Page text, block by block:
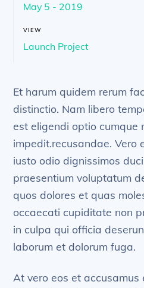
May 5 - 2019
VIEW
Launch Project
Et harum quidem rerum
distinctio. Nam libero
est eligendi optio cumque
impedit.recusandae. Vero
iusto odio dignissimos
praesentium voluptatum
quos dolores et quas
occaecati cupiditate non
in culpa qui officia
laborum et dolorum fuga.
At vero eos et accusamus